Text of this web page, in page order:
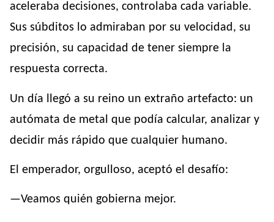
aceleraba decisiones, controlaba cada variable.
Sus súbditos lo admiraban por su velocidad, su
precisión, su capacidad de tener siempre la
respuesta correcta.
Un día llegó a su reino un extraño artefacto: un
autómata de metal que podía calcular, analizar y
decidir más rápido que cualquier humano.
El emperador, orgulloso, aceptó el desafío:
—Veamos quién gobierna mejor.